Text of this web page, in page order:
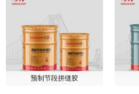
预制节段拼缝胶